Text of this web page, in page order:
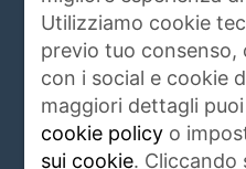
istituzioni, allevatori
Raccoglie ogni
igiene e salute,
riguardanti gli
solo.
Utilizziamo cookie
previo tuo
con i social e cookie
maggiori dettagli
cookie policy o
sui cookie. Cliccando